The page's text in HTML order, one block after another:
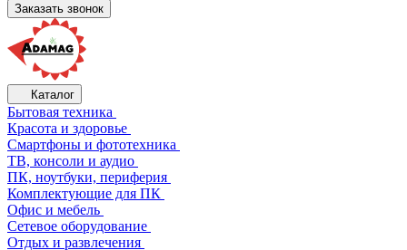
Заказать звонок
Каталог
Бытовая техника
Красота и здоровье
Смартфоны и фототехника
ТВ, консоли и аудио
ПК, ноутбуки, периферия
Комплектующие для ПК
Офис и мебель
Сетевое оборудование
Отдых и развлечения